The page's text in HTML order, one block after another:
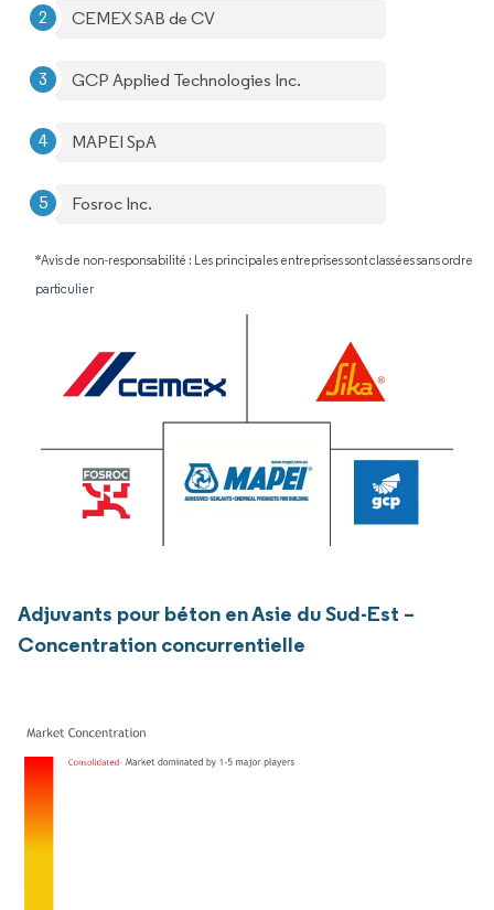
CEMEX SAB de CV
GCP Applied Technologies Inc.
MAPEI SpA
Fosroc Inc.
*Avis de non-responsabilité : Les principales entreprises sont classées sans ordre
particulier
Adjuvants pour béton en Asie du Sud-Est –
Concentration concurrentielle